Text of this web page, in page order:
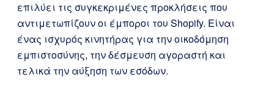
επιλύει τις συγκεκριμένες προκλήσεις που
αντιμετωπίζουν οι έμποροι του Shopify. Είναι
ένας ισχυρός κινητήρας για την οικοδόμηση
εμπιστοσύνης, την δέσμευση αγοραστή και
τελικά την αύξηση των εσόδων.